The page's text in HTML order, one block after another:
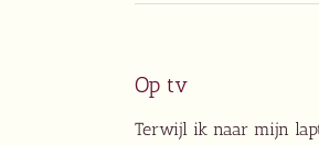
Op tv
Terwijl ik naar mijn